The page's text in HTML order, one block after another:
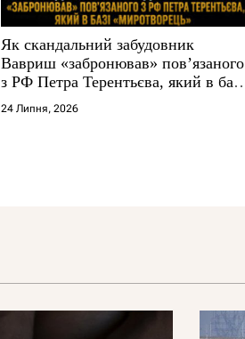
Як скандальний забудовник
Вавриш «забронював» повʼязаного
з РФ Петра Терентьєва, який в базі
«Миротворець»
24 Липня, 2026